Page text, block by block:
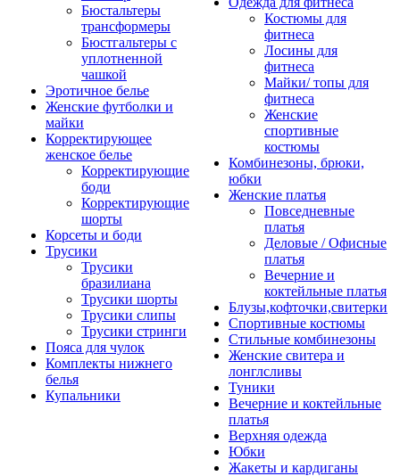
Бюстальтеры
трансформеры
Бюстгальтеры с
уплотненной
чашкой
Эротичное белье
Женские футболки и
майки
Корректирующее
женское белье
Корректирующие
боди
Корректирующие
шорты
Корсеты и боди
Трусики
Трусики
бразилиана
Трусики шорты
Трусики слипы
Трусики стринги
Пояса для чулок
Комплекты нижнего
белья
Купальники
Костюмы для
фитнеса
Лосины для
фитнеса
Майки/ топы для
фитнеса
Женские
спортивные
костюмы
Комбинезоны, брюки,
юбки
Женские платья
Повседневные
платья
Деловые / Офисные
платья
Вечерние и
коктейльные платья
Блузы,кофточки,свитерки
Спортивные костюмы
Стильные комбинезоны
Женские свитера и
лонглсливы
Туники
Вечерние и коктейльные
платья
Верхняя одежда
Юбки
Жакеты и кардиганы